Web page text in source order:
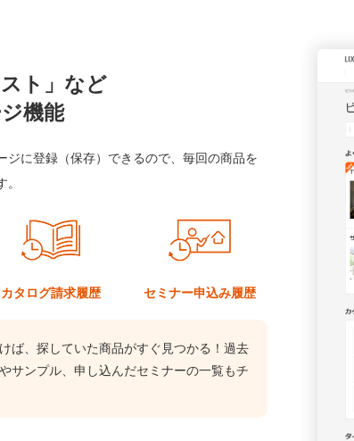
ト」など
機能
ジに登録（保存）できるので、毎回の商品を
カタログ請求履歴 セミナー申込み履歴
ば、探していた商品がすぐ見つかる！過去
サンプル、申し込んだセミナーの一覧もチ